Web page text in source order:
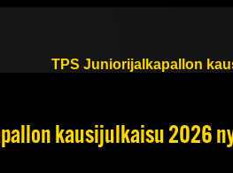
kausijulkaisu 2026